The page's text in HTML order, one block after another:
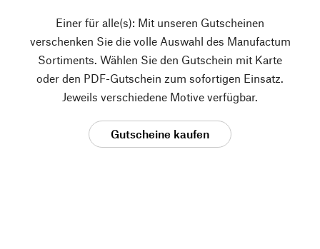
Einer für alle(s): Mit unseren Gutscheinen
verschenken Sie die volle Auswahl des Manufactum
Sortiments. Wählen Sie den Gutschein mit Karte
oder den PDF-Gutschein zum sofortigen Einsatz.
Jeweils verschiedene Motive verfügbar.
Gutscheine kaufen